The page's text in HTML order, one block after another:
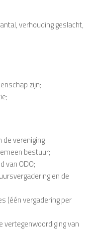
verhouding geslacht,
zijn;
de vereniging
bestuur;
van ODO;
en de
(één vergadering per
vertegenwoordiging van